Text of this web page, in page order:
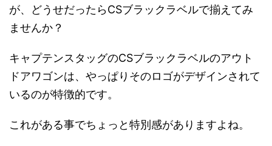
が、どうせだったらCSブラックラベルで揃えてみ
ませんか？
キャプテンスタッグのCSブラックラベルのアウト
ドアワゴンは、やっぱりそのロゴがデザインされて
いるのが特徴的です。
これがある事でちょっと特別感がありますよね。